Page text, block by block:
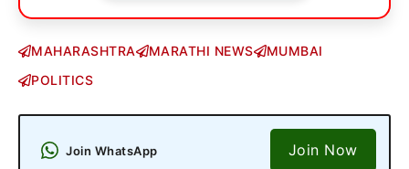
MAHARASHTRA MARATHI NEWS
MUMBAI
POLITICS
Join WhatsApp Join Now